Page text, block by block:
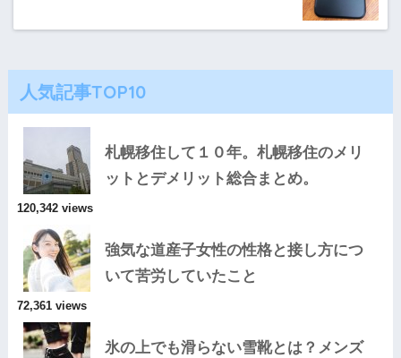
人気記事TOP10
札幌移住して１０年。札幌移住のメリ
ットとデメリット総合まとめ。
120,342 views
強気な道産子女性の性格と接し方につ
いて苦労していたこと
72,361 views
氷の上でも滑らない雪靴とは？メンズ